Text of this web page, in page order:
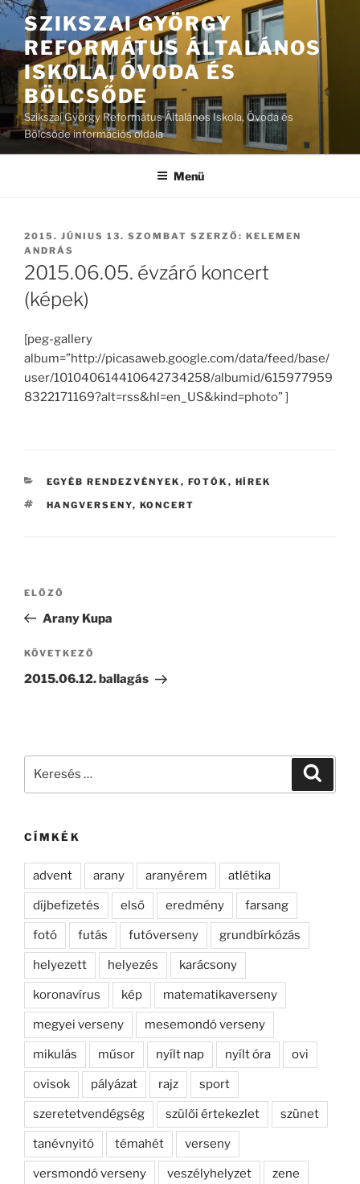
Tartalomhoz
SZIKSZAI GYÖRGY
REFORMÁTUS ÁLTALÁNOS
ISKOLA, ÓVODA ÉS
BÖLCSŐDE
Szikszai György Református Általános Iskola, Óvoda és
Bölcsőde információs oldala
Menü
BEKÜLDVE:
2015. JÚNIUS 13. SZOMBAT SZERZŐ: KELEMEN
ANDRÁS
2015.06.05. évzáró koncert
(képek)
[peg-gallery
album=”http://picasaweb.google.com/data/feed/base/
user/101040614410642734258/albumid/615977959
8322171169?alt=rss&hl=en_US&kind=photo” ]
KATEGÓRIÁK
EGYÉB RENDEZVÉNYEK , FOTÓK , HÍREK
CÍMKÉK
HANGVERSENY, KONCERT
Bejegyzés
Korábbi
bejegyzés
ELŐZŐ
Arany Kupa
Következő
bejegyzés
KÖVETKEZŐ
2015.06.12. ballagás
CÍMKÉK
advent arany aranyérem atlétika
díjbefizetés első eredmény farsang
fotó futás futóverseny grundbírkózás
helyezett helyezés karácsony
koronavírus kép matematikaverseny
megyei verseny mesemondó verseny
mikulás műsor nyílt nap nyílt óra ovi
ovisok pályázat rajz sport
szeretetvendégség szülői értekezlet szünet
tanévnyitó témahét verseny
versmondó verseny veszélyhelyzet zene